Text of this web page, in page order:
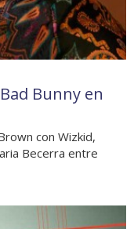
Bunny en
con Wizkid,
Becerra entre